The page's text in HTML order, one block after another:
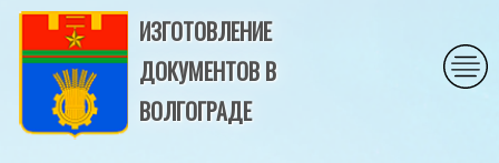
ИЗГОТОВЛЕНИЕ
ДОКУМЕНТОВ В
ВОЛГОГРАДЕ